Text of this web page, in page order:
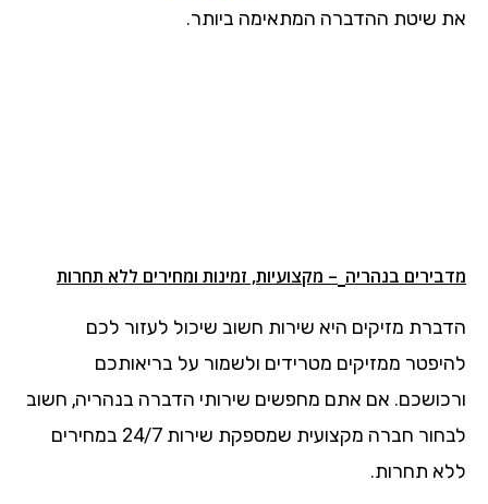
את שיטת ההדברה המתאימה ביותר.
מדבירים בנהריה – מקצועיות, זמינות ומחירים ללא תחרות
הדברת מזיקים היא שירות חשוב שיכול לעזור לכם
להיפטר ממזיקים מטרידים ולשמור על בריאותכם
ורכושכם. אם אתם מחפשים שירותי הדברה בנהריה, חשוב
לבחור חברה מקצועית שמספקת שירות 24/7 במחירים
ללא תחרות.